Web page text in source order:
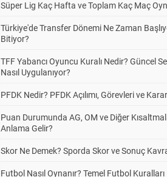
Süper Lig Kaç Hafta ve Toplam Kaç Maç
Türkiye'de Transfer Dönemi Ne Zaman
Bitiyor?
TFF Yabancı Oyuncu Kuralı Nedir? Güncel
Nasıl Uygulanıyor?
PFDK Nedir? PFDK Açılımı, Görevleri ve
Puan Durumunda AG, OM ve Diğer
Anlama Gelir?
Skor Ne Demek? Sporda Skor ve Sonuç
Futbol Nasıl Oynanır? Temel Futbol Kuralları